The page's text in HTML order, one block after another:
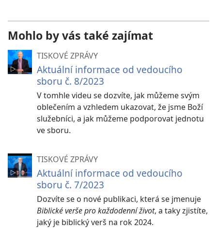
Mohlo by vás také zajímat
TISKOVÉ ZPRÁVY
Aktuální informace od vedoucího
sboru č. 8/2023
V tomhle videu se dozvíte, jak můžeme svým
oblečením a vzhledem ukazovat, že jsme Boží
služebníci, a jak můžeme podporovat jednotu
ve sboru.
TISKOVÉ ZPRÁVY
Aktuální informace od vedoucího
sboru č. 7/2023
Dozvíte se o nové publikaci, která se jmenuje
Biblické verše pro každodenní život, a taky zjistíte,
jaký je biblický verš na rok 2024.